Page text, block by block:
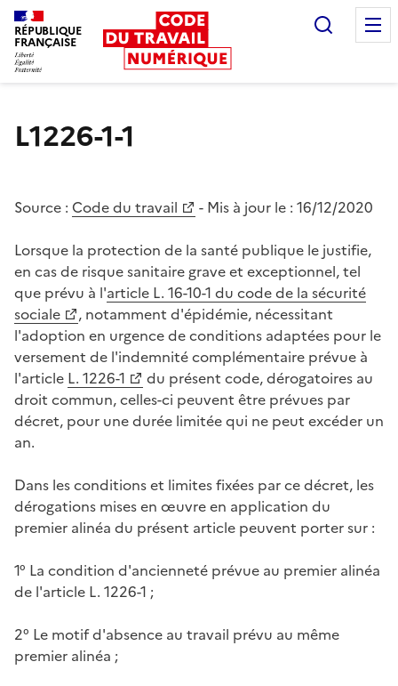
RÉPUBLIQUE
FRANÇAISE
L1226-1-1
Source : Code du travail - Mis à jour le : 16/12/2020
Lorsque la protection de la santé publique le justifie,
en cas de risque sanitaire grave et exceptionnel, tel
que prévu à l'article L. 16-10-1 du code de la sécurité
sociale
, notamment d'épidémie, nécessitant
l'adoption en urgence de conditions adaptées pour le
versement de l'indemnité complémentaire prévue à
l'article L. 1226-1
du présent code, dérogatoires au
droit commun, celles-ci peuvent être prévues par
décret, pour une durée limitée qui ne peut excéder un
an.
Dans les conditions et limites fixées par ce décret, les
dérogations mises en œuvre en application du
premier alinéa du présent article peuvent porter sur :
1° La condition d'ancienneté prévue au premier alinéa
de l'article L. 1226-1 ;
2° Le motif d'absence au travail prévu au même
premier alinéa ;